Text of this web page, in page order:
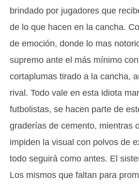
brindado por jugadores que
de lo que hacen en la cancha.
de emoción, donde lo mas
supremo ante el más mínimo
cortaplumas tirado a la cancha,
rival. Todo vale en esta idiota
futbolistas, se hacen parte de
graderías de cemento, mientras
impiden la visual con polvos de
todo seguirá como antes. El
Los mismos que faltan para